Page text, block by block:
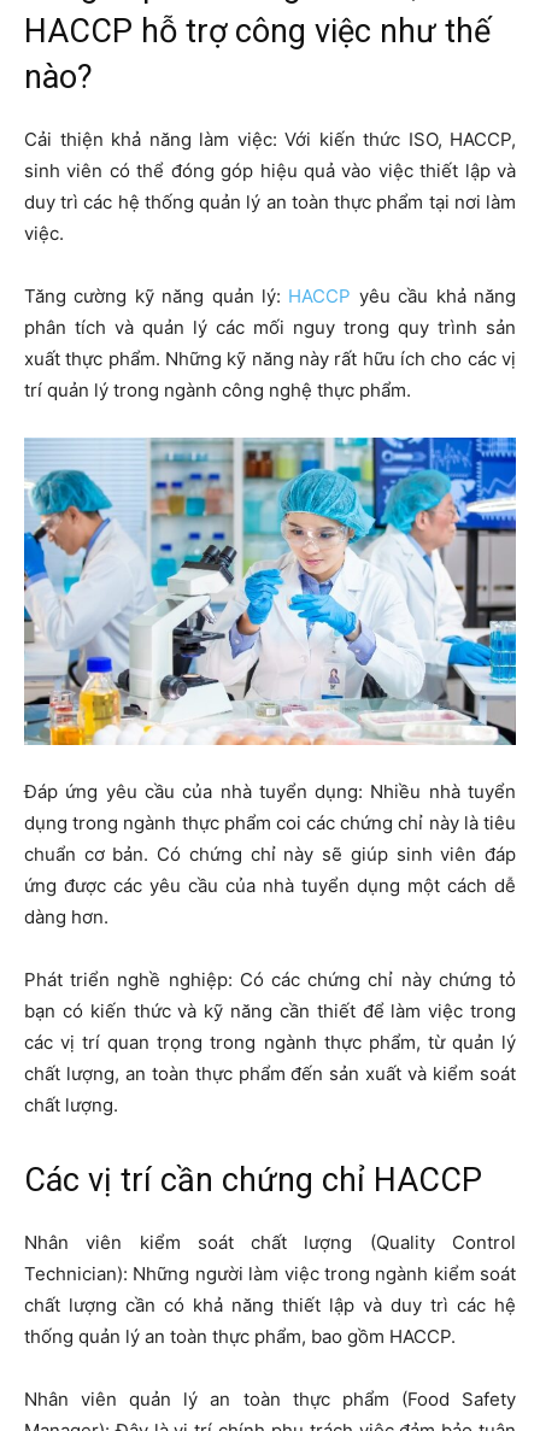
HACCP hỗ trợ công việc như thế
nào?
Cải thiện khả năng làm việc: Với kiến thức ISO, HACCP,
sinh viên có thể đóng góp hiệu quả vào việc thiết lập và
duy trì các hệ thống quản lý an toàn thực phẩm tại nơi làm
việc.
Tăng cường kỹ năng quản lý: HACCP yêu cầu khả năng
phân tích và quản lý các mối nguy trong quy trình sản
xuất thực phẩm. Những kỹ năng này rất hữu ích cho các vị
trí quản lý trong ngành công nghệ thực phẩm.
Đáp ứng yêu cầu của nhà tuyển dụng: Nhiều nhà tuyển
dụng trong ngành thực phẩm coi các chứng chỉ này là tiêu
chuẩn cơ bản. Có chứng chỉ này sẽ giúp sinh viên đáp
ứng được các yêu cầu của nhà tuyển dụng một cách dễ
dàng hơn.
Phát triển nghề nghiệp: Có các chứng chỉ này chứng tỏ
bạn có kiến thức và kỹ năng cần thiết để làm việc trong
các vị trí quan trọng trong ngành thực phẩm, từ quản lý
chất lượng, an toàn thực phẩm đến sản xuất và kiểm soát
chất lượng.
Các vị trí cần chứng chỉ HACCP
Nhân viên kiểm soát chất lượng (Quality Control
Technician): Những người làm việc trong ngành kiểm soát
chất lượng cần có khả năng thiết lập và duy trì các hệ
thống quản lý an toàn thực phẩm, bao gồm HACCP.
Nhân viên quản lý an toàn thực phẩm (Food Safety